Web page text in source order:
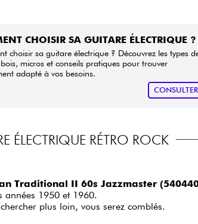
CHOISIR SA GUITARE ÉLECTRIQUE ?
choisir sa guitare électrique ? Découvrez les types
bois, micros et conseils pratiques pour trouver
adapté à vos besoins.
CONSULTER
ÉLECTRIQUE RÉTRO ROCK
Traditional II 60s Jazzmaster
années 1950 et 1960.
plus loin, vous serez comblés.